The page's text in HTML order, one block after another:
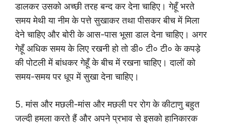
डालकर उसको अच्छी तरह बन्द कर देना चाहिए। गेहूँ भरते
समय मेथी या नीम के पत्ते सुखाकर तथा पीसकर बीच में मिला
देने चाहिए और बोरी के आस-पास भूसा डाल देना चाहिए। अगर
गेहूँ अधिक समय के लिए रखनी हो तो डी० टी० टी० के कपड़े
की पोटली में बांधकर गेहूँ के बीच में रखना चाहिए। दालों को
समय-समय पर धूप में सुखा देना चाहिए।
5. मांस और मछली-मांस और मछली पर रोग के कीटाणु बहुत
जल्दी हमला करते हैं और अपने प्रभाव से इसको हानिकारक